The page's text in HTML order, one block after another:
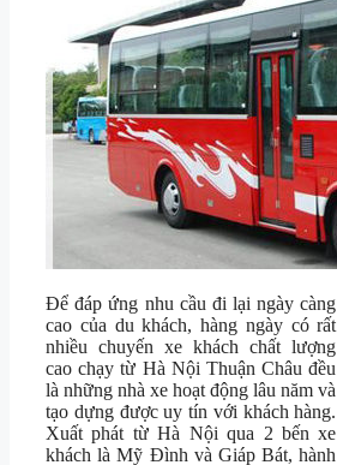
Để đáp ứng nhu cầu đi lại ngày càng
cao của du khách, hàng ngày có rất
nhiều chuyến xe khách chất lượng
cao chạy từ Hà Nội Thuận Châu đều
là những nhà xe hoạt động lâu năm và
tạo dựng được uy tín với khách hàng.
Xuất phát từ Hà Nội qua 2 bến xe
khách là Mỹ Đình và Giáp Bát, hành